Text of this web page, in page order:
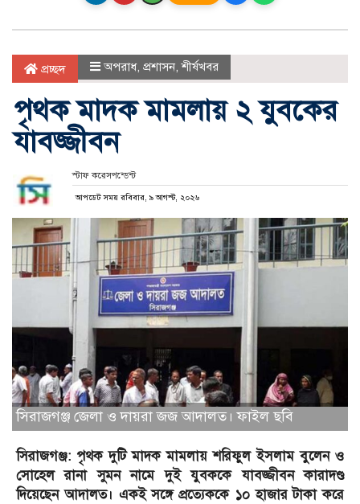
প্রচ্ছদ অপরাধ, প্রশাসন,শীর্ষখবর
পৃথক মাদক মামলায় ২ যুবকের
যাবজ্জীবন
স্টাফ করেসপন্ডেন্ট
আপডেট সময় রবিবার, ৯ আগস্ট, ২০২৬
সিরাজগঞ্জ জেলা ও দায়রা জজ আদালত। ফাইল ছবি
সিরাজগঞ্জ: পৃথক দুটি মাদক মামলায় শরিফুল ইসলাম বুলেন ও
সোহেল রানা সুমন নামে দুই যুবককে যাবজ্জীবন কারাদণ্ড
দিয়েছেন আদালত। একই সঙ্গে প্রত্যেককে ১০ হাজার টাকা করে